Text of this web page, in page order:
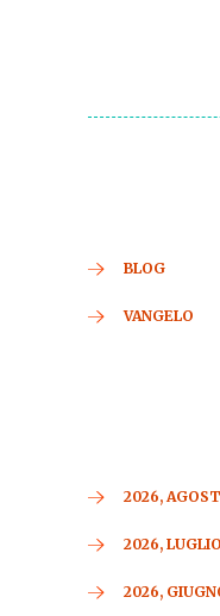
BLOG
VANGELO
2026,
2026, LUGLIO
2026,